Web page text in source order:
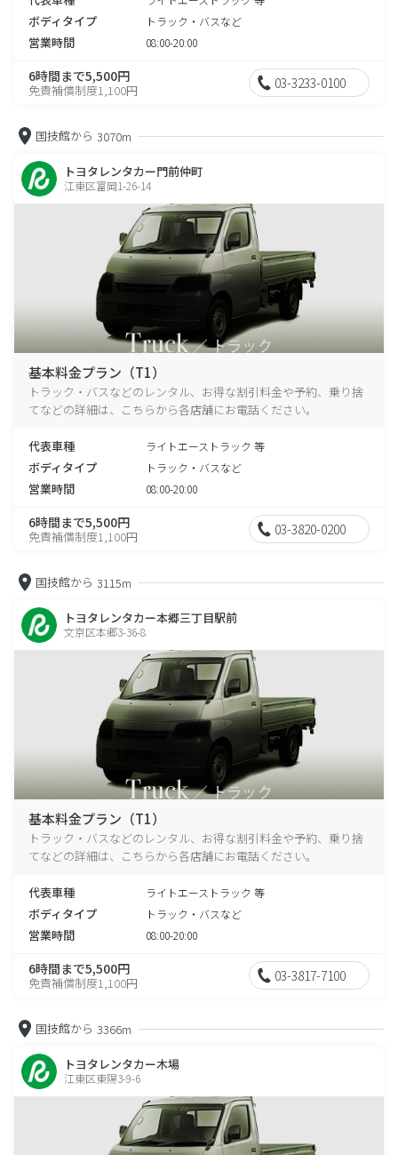
ボディタイプ トラック・バスなど
営業時間 08:00-20:00
6時間まで5,500円
免責補償制度1,100円 03-3233-0100
国技館から 3070m
トヨタレンタカー門前仲町
江東区富岡1-26-14
基本料金プラン（T1）
トラック・バスなどのレンタル、お得な割引料金や予約、乗り捨
てなどの詳細は、こちらから各店舗にお電話ください。
代表車種 ライトエーストラック 等
ボディタイプ トラック・バスなど
営業時間 08:00-20:00
6時間まで5,500円
免責補償制度1,100円 03-3820-0200
国技館から 3115m
トヨタレンタカー本郷三丁目駅前
文京区本郷3-36-8
基本料金プラン（T1）
トラック・バスなどのレンタル、お得な割引料金や予約、乗り捨
てなどの詳細は、こちらから各店舗にお電話ください。
代表車種 ライトエーストラック 等
ボディタイプ トラック・バスなど
営業時間 08:00-20:00
6時間まで5,500円
免責補償制度1,100円 03-3817-7100
国技館から 3366m
トヨタレンタカー木場
江東区東陽3-9-6